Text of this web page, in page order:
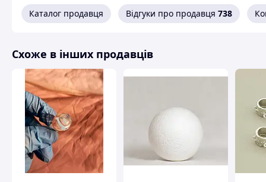
Каталог продавця Відгуки про продавця 738
Схоже в інших продавців